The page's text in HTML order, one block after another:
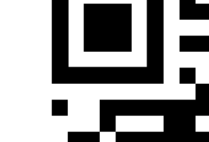
Integración Social